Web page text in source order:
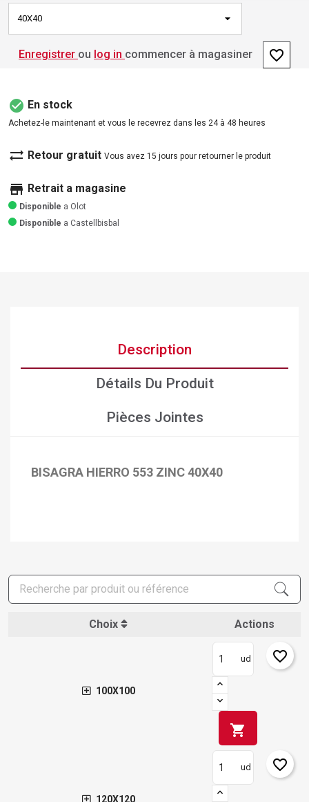
40X40
Enregistrer ou log in commencer à magasiner favorite_border
check_circle En stock
Achetez-le maintenant et vous le recevrez dans les 24 à 48 heures
sync_alt Retour gratuit Vous avez 15 jours pour retourner le produit
store Retrait a magasine
Disponible a Olot
Disponible a Castellbisbal
Description
Détails Du Produit
Pièces Jointes
BISAGRA HIERRO 553 ZINC 40X40
Choix Actions
100X100
ud
shopping_cart
favorite_border
120X120
ud favorite_border